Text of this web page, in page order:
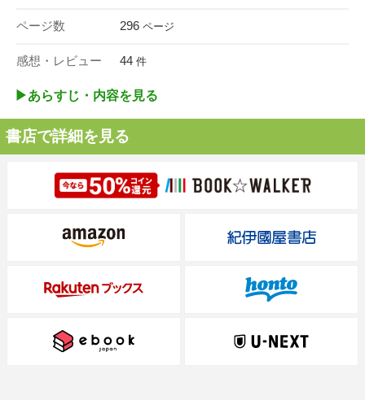
ページ数 296 ページ
感想・レビュー 44 件
▶︎あらすじ・内容を見る
書店で詳細を見る